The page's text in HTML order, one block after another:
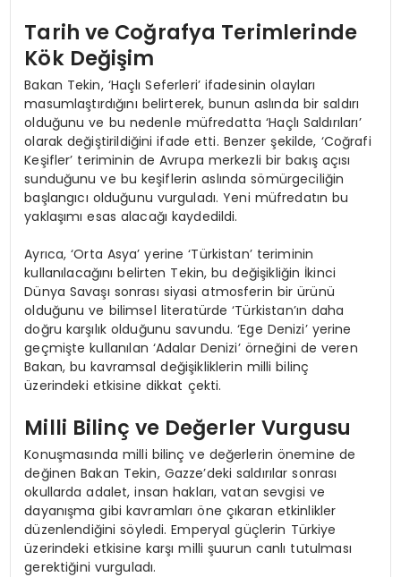
Tarih ve Coğrafya Terimlerinde
Kök Değişim
Bakan Tekin, ‘Haçlı Seferleri’ ifadesinin olayları
masumlaştırdığını belirterek, bunun aslında bir saldırı
olduğunu ve bu nedenle müfredatta ‘Haçlı Saldırıları’
olarak değiştirildiğini ifade etti. Benzer şekilde, ‘Coğrafi
Keşifler’ teriminin de Avrupa merkezli bir bakış açısı
sunduğunu ve bu keşiflerin aslında sömürgeciliğin
başlangıcı olduğunu vurguladı. Yeni müfredatın bu
yaklaşımı esas alacağı kaydedildi.
Ayrıca, ‘Orta Asya’ yerine ‘Türkistan’ teriminin
kullanılacağını belirten Tekin, bu değişikliğin İkinci
Dünya Savaşı sonrası siyasi atmosferin bir ürünü
olduğunu ve bilimsel literatürde ‘Türkistan’ın daha
doğru karşılık olduğunu savundu. ‘Ege Denizi’ yerine
geçmişte kullanılan ‘Adalar Denizi’ örneğini de veren
Bakan, bu kavramsal değişikliklerin milli bilinç
üzerindeki etkisine dikkat çekti.
Milli Bilinç ve Değerler Vurgusu
Konuşmasında milli bilinç ve değerlerin önemine de
değinen Bakan Tekin, Gazze’deki saldırılar sonrası
okullarda adalet, insan hakları, vatan sevgisi ve
dayanışma gibi kavramları öne çıkaran etkinlikler
düzenlendiğini söyledi. Emperyal güçlerin Türkiye
üzerindeki etkisine karşı milli şuurun canlı tutulması
gerektiğini vurguladı.